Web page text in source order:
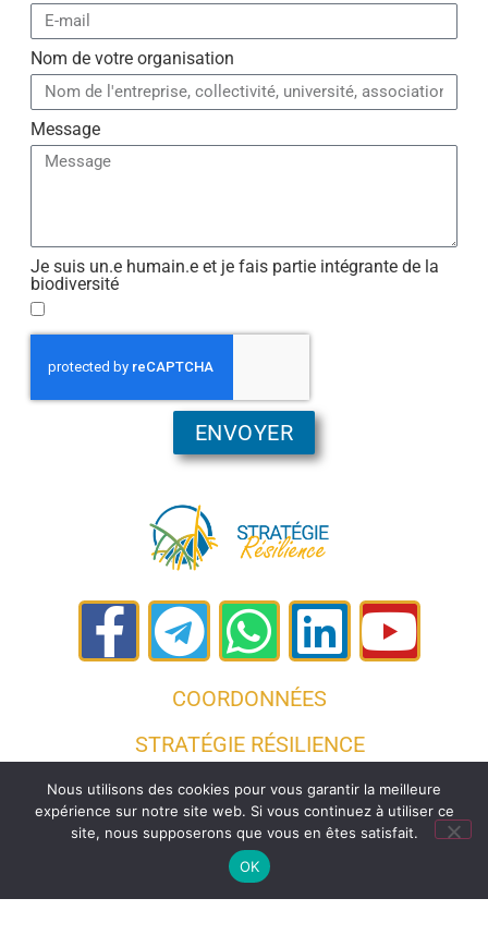
Nom de votre organisation
Message
Je suis un.e humain.e et je fais partie intégrante de la
biodiversité
ENVOYER
COORDONNÉES
STRATÉGIE RÉSILIENCE
Martine Lheureux :
06 96 71 03 03
Nous utilisons des cookies pour vous garantir la meilleure
expérience sur notre site web. Si vous continuez à utiliser ce
site, nous supposerons que vous en êtes satisfait.
OK